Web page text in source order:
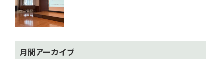
月間アーカイブ